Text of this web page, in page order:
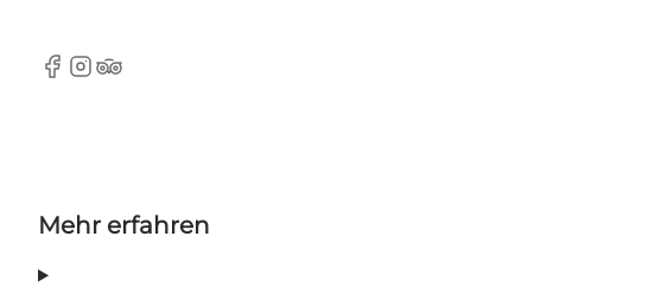
Facebook
Instagram
TripAdvisor
Mehr erfahren